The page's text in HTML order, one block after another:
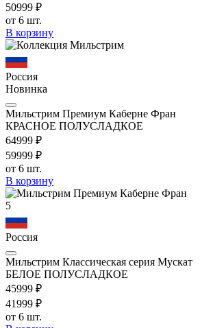
50999 ₽
от 6 шт.
В корзину
Россия
Новинка
Мильстрим Премиум Каберне Фран
КРАСНОЕ ПОЛУСЛАДКОЕ
64999 ₽
59999 ₽
от 6 шт.
В корзину
5
Россия
Мильстрим Классическая серия Мускат
БЕЛОЕ ПОЛУСЛАДКОЕ
45999 ₽
41999 ₽
от 6 шт.